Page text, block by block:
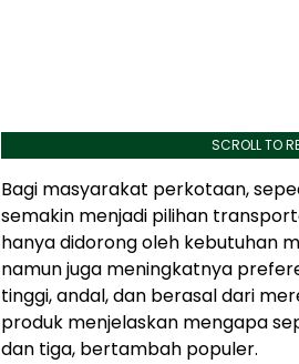
SCROLL TO
Bagi masyarakat perkotaan,
semakin menjadi pilihan
hanya didorong oleh kebutuhan
namun juga meningkatnya
tinggi, andal, dan berasal dari
produk menjelaskan mengapa
dan tiga, bertambah populer.